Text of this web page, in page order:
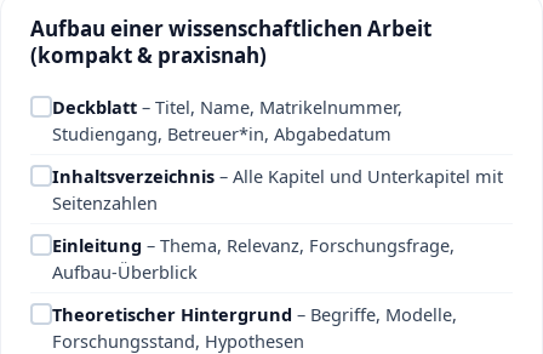
Aufbau einer wissenschaftlichen Arbeit
(kompakt & praxisnah)
Deckblatt – Titel, Name, Matrikelnummer,
Studiengang, Betreuer*in, Abgabedatum
Inhaltsverzeichnis – Alle Kapitel und Unterkapitel mit
Seitenzahlen
Einleitung – Thema, Relevanz, Forschungsfrage,
Aufbau-Überblick
Theoretischer Hintergrund – Begriffe, Modelle,
Forschungsstand, Hypothesen